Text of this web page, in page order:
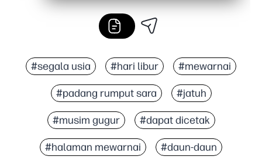
#segala usia #hari libur #mewarnai
#padang rumput sara #jatuh
#musim gugur #dapat dicetak
#halaman mewarnai #daun-daun